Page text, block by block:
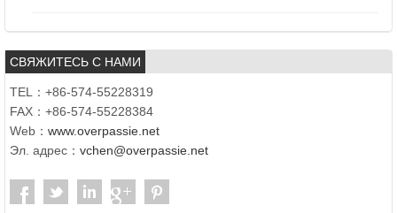
СВЯЖИТЕСЬ С НАМИ
TEL：+86-574-55228319
FAX：+86-574-55228384
Web： www.overpassie.net
Эл. адрес： vchen@overpassie.net